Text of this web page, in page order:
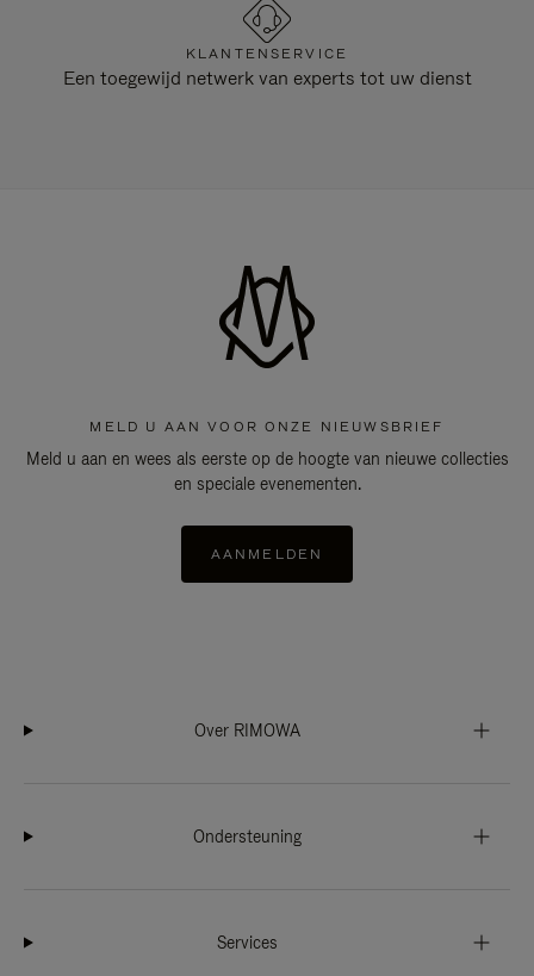
KLANTENSERVICE
Een toegewijd netwerk van experts tot uw dienst
MELD U AAN VOOR ONZE NIEUWSBRIEF
Meld u aan en wees als eerste op de hoogte van nieuwe collecties
en speciale evenementen.
AANMELDEN
Over RIMOWA
Ondersteuning
Services